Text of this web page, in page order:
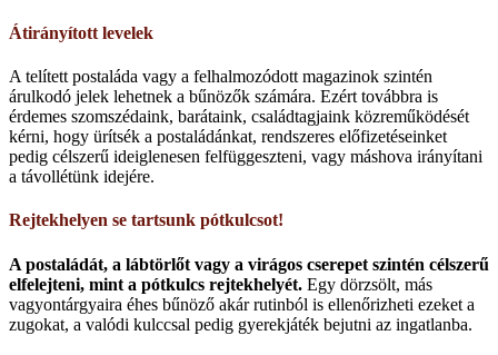
Átirányított levelek
A telített postaláda vagy a felhalmozódott magazinok szintén
árulkodó jelek lehetnek a bűnözők számára. Ezért továbbra is
érdemes szomszédaink, barátaink, családtagjaink közreműködését
kérni, hogy ürítsék a postaládánkat, rendszeres előfizetéseinket
pedig célszerű ideiglenesen felfüggeszteni, vagy máshova irányítani
a távollétünk idejére.
Rejtekhelyen se tartsunk pótkulcsot!
A postaládát, a lábtörlőt vagy a virágos cserepet szintén célszerű
elfelejteni, mint a pótkulcs rejtekhelyét. Egy dörzsölt, más
vagyontárgyaira éhes bűnöző akár rutinból is ellenőrizheti ezeket a
zugokat, a valódi kulccsal pedig gyerekjáték bejutni az ingatlanba.